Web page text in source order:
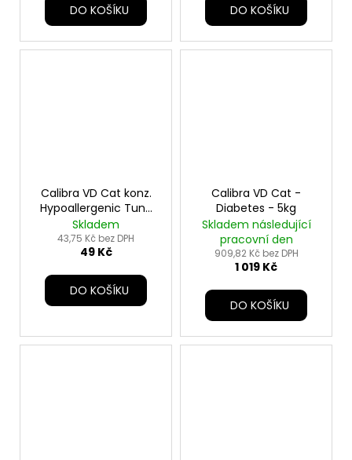
DO KOŠÍKU DO KOŠÍKU
Calibra VD Cat konz.
Hypoallergenic Tuna
200g
Skladem
43,75 Kč bez DPH
49 Kč
DO KOŠÍKU
Calibra VD Cat -
Diabetes - 5kg
Skladem následující
pracovní den
909,82 Kč bez DPH
1 019 Kč
DO KOŠÍKU